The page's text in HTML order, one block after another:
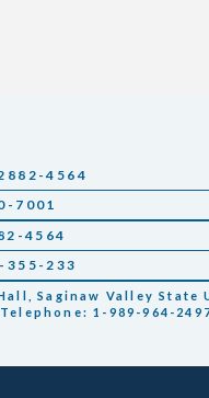
4564
7001
4564
355-233
Saginaw Valley State
1-989-964-